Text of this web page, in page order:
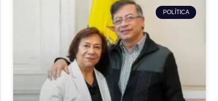
POLÍTICA